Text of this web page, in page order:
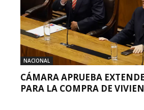
NACIONAL
CÁMARA APRUEBA
PARA LA COMPRA DE